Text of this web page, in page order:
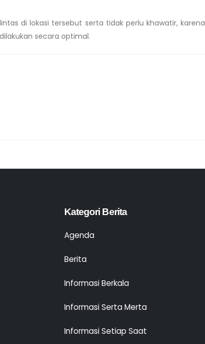
di lokasi tersebut serta tidak perlu khawatir, karena
secara optimal.
Kategori Berita
Agenda
Berita
Informasi Berkala
Informasi Serta Merta
Informasi Setiap Saat